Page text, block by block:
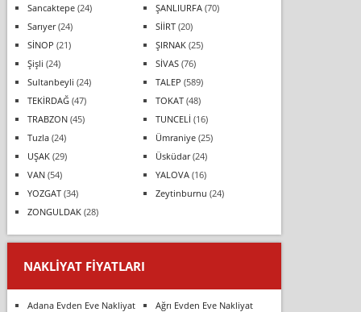
Sancaktepe(24) ŞANLIURFA(70)
Sarıyer(24) SİİRT(20)
SİNOP (21) ŞIRNAK(25)
Şişli (24) SİVAS(76)
Sultanbeyli (24) TALEP (589)
TEKİRDAĞ(47) TOKAT(48)
TRABZON(45) TUNCELİ (16)
Tuzla(24) Ümraniye(25)
UŞAK(29) Üsküdar(24)
VAN(54) YALOVA(16)
YOZGAT(34) Zeytinburnu (24)
ZONGULDAK(28)
NAKLIYAT FIYATLARI
Adana Evden Eve Nakliyat
Ağrı Evden Eve Nakliyat